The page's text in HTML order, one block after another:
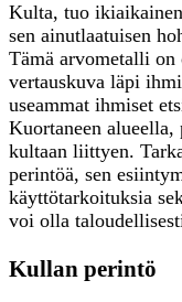
Kulta, tuo
sen ainutlaatuisen
Tämä arvometalli
vertauskuva läpi
useammat ihmiset
Kuortaneen
kultaan liittyen.
perintöä, sen
käyttötarkoituksia
voi olla
Kullan perintö